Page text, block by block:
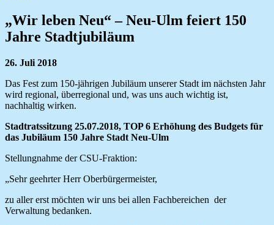
„Wir leben Neu“ – Neu-Ulm feiert 150
Jahre Stadtjubiläum
26. Juli 2018
Das Fest zum 150-jährigen Jubiläum unserer Stadt im nächsten Jahr
wird regional, überregional und, was uns auch wichtig ist,
nachhaltig wirken.
Stadtratssitzung 25.07.2018, TOP 6 Erhöhung des Budgets für
das Jubiläum 150 Jahre Stadt Neu-Ulm
Stellungnahme der CSU-Fraktion:
„Sehr geehrter Herr Oberbürgermeister,
zu aller erst möchten wir uns bei allen Fachbereichen der
Verwaltung bedanken.